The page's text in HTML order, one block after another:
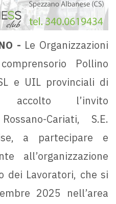
- Le Organizzazioni
Pollino
e UIL provinciali di
accolto l’invito
Cariati, S.E.
a partecipare e
all’organizzazione
dei Lavoratori, che si
2025 nell’area